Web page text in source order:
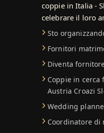
coppie in Italia -
celebrare il loro
Sto
Fornitori
Diventa
Coppie in
Austria Croazi
Wedding
Coordinatore di